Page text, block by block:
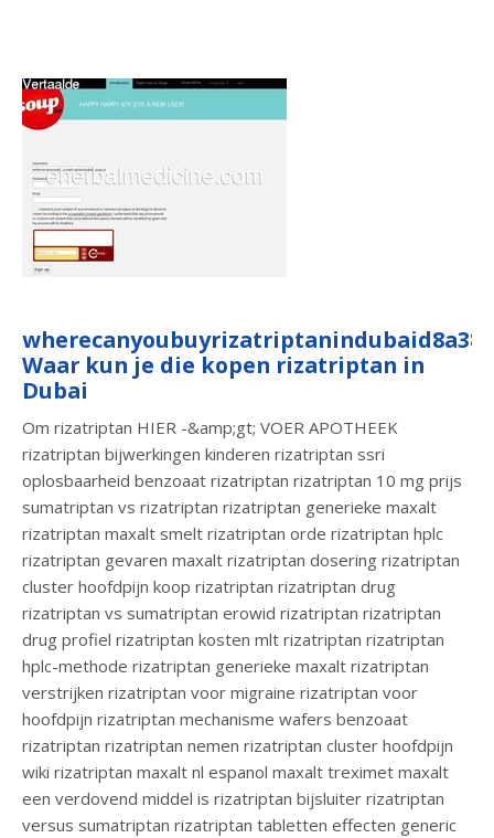
Waar kun je die kopen rizatriptan in
Dubai
Om rizatriptan HIER -&amp;gt; VOER APOTHEEK
rizatriptan bijwerkingen kinderen rizatriptan ssri
oplosbaarheid benzoaat rizatriptan rizatriptan 10 mg prijs
sumatriptan vs rizatriptan rizatriptan generieke maxalt
rizatriptan maxalt smelt rizatriptan orde rizatriptan hplc
rizatriptan gevaren maxalt rizatriptan dosering rizatriptan
cluster hoofdpijn koop rizatriptan rizatriptan drug
rizatriptan vs sumatriptan erowid rizatriptan rizatriptan
drug profiel rizatriptan kosten mlt rizatriptan rizatriptan
hplc-methode rizatriptan generieke maxalt rizatriptan
verstrijken rizatriptan voor migraine rizatriptan voor
hoofdpijn rizatriptan mechanisme wafers benzoaat
rizatriptan rizatriptan nemen rizatriptan cluster hoofdpijn
wiki rizatriptan maxalt nl espanol maxalt treximet maxalt
een verdovend middel is rizatriptan bijsluiter rizatriptan
versus sumatriptan rizatriptan tabletten effecten generic